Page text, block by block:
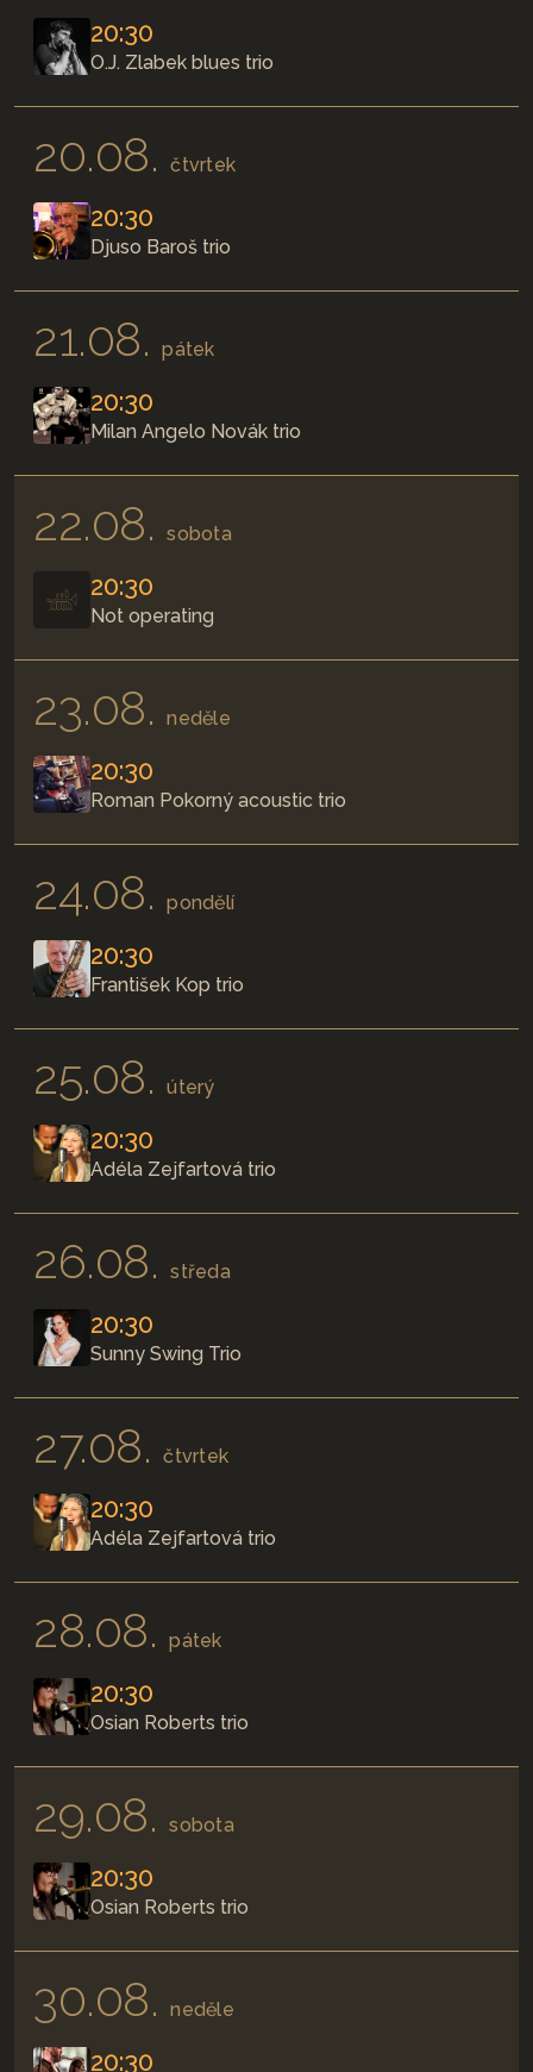
20:30
O.J. Zlabek blues trio
20.08.čtvrtek
20:30
Djuso Baroš trio
21.08.pátek
20:30
Milan Angelo Novák trio
22.08.sobota
20:30
Not operating
23.08.neděle
20:30
Roman Pokorný acoustic trio
24.08.pondělí
20:30
František Kop trio
25.08.úterý
20:30
Adéla Zejfartová trio
26.08.středa
20:30
Sunny Swing Trio
27.08.čtvrtek
20:30
Adéla Zejfartová trio
28.08.pátek
20:30
Osian Roberts trio
29.08.sobota
20:30
Osian Roberts trio
30.08.neděle
20:30